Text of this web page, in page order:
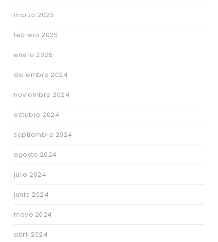
marzo 2025
febrero 2025
enero 2025
diciembre 2024
noviembre 2024
octubre 2024
septiembre 2024
agosto 2024
julio 2024
junio 2024
mayo 2024
abril 2024